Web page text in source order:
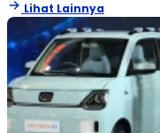
Lihat Lainnya